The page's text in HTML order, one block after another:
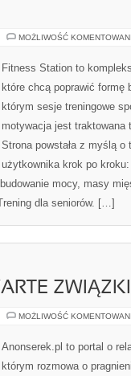
MOŻLIWOŚĆ
Fitness Station to
które chcą poprawić formę
którym sesje treningowe
motywacja jest traktowana
Strona powstała z myślą o
użytkownika krok po
mocy, masy
dla seniorów. […]
ZWIĄZKI
MOŻLIWOŚĆ
Anonserek.pl to portal o
którym rozmowa o